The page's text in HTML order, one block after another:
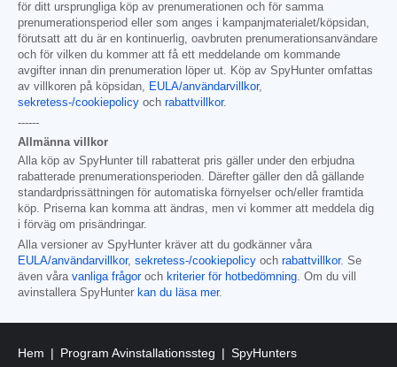
för ditt ursprungliga köp av prenumerationen och för samma
prenumerationsperiod eller som anges i kampanjmaterialet/köpsidan,
förutsatt att du är en kontinuerlig, oavbruten prenumerationsanvändare
och för vilken du kommer att få ett meddelande om kommande
avgifter innan din prenumeration löper ut. Köp av SpyHunter omfattas
av villkoren på köpsidan, EULA/användarvillkor,
sekretess-/cookiepolicy och rabattvillkor.
------
Allmänna villkor
Alla köp av SpyHunter till rabatterat pris gäller under den erbjudna
rabatterade prenumerationsperioden. Därefter gäller den då gällande
standardprissättningen för automatiska förnyelser och/eller framtida
köp. Priserna kan komma att ändras, men vi kommer att meddela dig
i förväg om prisändringar.
Alla versioner av SpyHunter kräver att du godkänner våra
EULA/användarvillkor, sekretess-/cookiepolicy och rabattvillkor. Se
även våra vanliga frågoroch kriterier för hotbedömning. Om du vill
avinstallera SpyHunter kan du läsa mer.
Hem Program Avinstallationssteg
SpyHunters